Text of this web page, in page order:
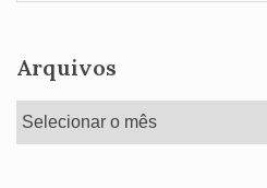
Arquivos
Arquivos